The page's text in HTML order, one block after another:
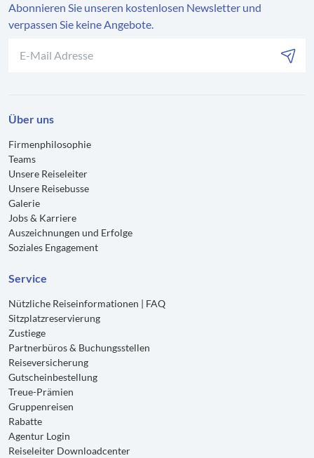
Abonnieren Sie unseren kostenlosen Newsletter und
verpassen Sie keine Angebote.
Über uns
Firmenphilosophie
Teams
Unsere Reiseleiter
Unsere Reisebusse
Galerie
Jobs & Karriere
Auszeichnungen und Erfolge
Soziales Engagement
Service
Nützliche Reiseinformationen | FAQ
Sitzplatzreservierung
Zustiege
Partnerbüros & Buchungsstellen
Reiseversicherung
Gutscheinbestellung
Treue-Prämien
Gruppenreisen
Rabatte
Agentur Login
Reiseleiter Downloadcenter